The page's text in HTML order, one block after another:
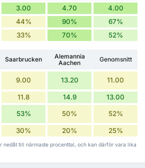
3.00 4.70 4.00
44% 90% 67%
33% 70% 52%
Saarbrucken
Alemannia
Aachen
Genomsnitt
9.00 13.20 11.00
11.8 14.9 13.00
53% 50% 52%
30% 20% 25%
nedåt till närmaste procenttal, och kan därför vara lika